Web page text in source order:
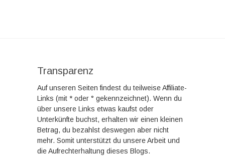
Transparenz
Auf unseren Seiten findest du teilweise Affiliate-
Links (mit * oder ° gekennzeichnet). Wenn du
über unsere Links etwas kaufst oder
Unterkünfte buchst, erhalten wir einen kleinen
Betrag, du bezahlst deswegen aber nicht
mehr. Somit unterstützt du unsere Arbeit und
die Aufrechterhaltung dieses Blogs.